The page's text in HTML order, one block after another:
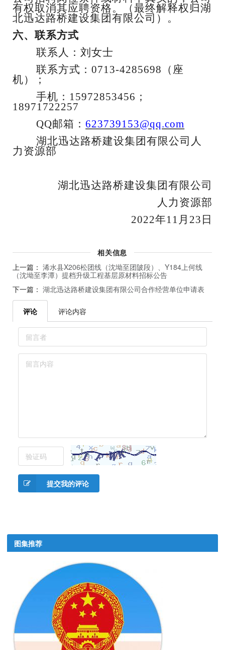
有权取消其应聘资格。（最终解释权归湖
北迅达路桥建设集团有限公司）。
六、联系方式
联系人：刘女士
联系方式：0713-4285698（座
机）；
手机： 15972853456；
18971722257
QQ邮箱： 623739153@qq.com
湖北迅达路桥建设集团有限公司人
力资源部
湖北迅达路桥建设集团有限公司
人力资源部
2022年11月23日
相关信息
上一篇：浠水县X206松团线（沈坳至团陂段）、Y184上何线
（沈坳至李潭）提档升级工程基层原材料招标公告
下一篇：湖北迅达路桥建设集团有限公司合作经营单位申请表
评论 评论内容
提交我的评论
图集推荐